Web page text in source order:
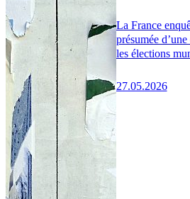
La France
présumée
les élections
27.05.2026